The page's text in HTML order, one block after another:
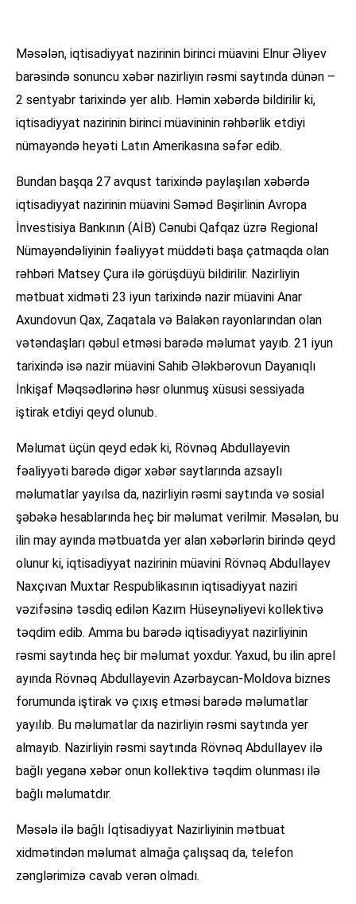
Məsələn, iqtisadiyyat nazirinin birinci müavini Elnur Əliyev
barəsində sonuncu xəbər nazirliyin rəsmi saytında dünən –
2 sentyabr tarixində yer alıb. Həmin xəbərdə bildirilir ki,
iqtisadiyyat nazirinin birinci müavininin rəhbərlik etdiyi
nümayəndə heyəti Latın Amerikasına səfər edib.
Bundan başqa 27 avqust tarixində paylaşılan xəbərdə
iqtisadiyyat nazirinin müavini Səməd Bəşirlinin Avropa
İnvestisiya Bankının (AİB) Cənubi Qafqaz üzrə Regional
Nümayəndəliyinin fəaliyyət müddəti başa çatmaqda olan
rəhbəri Matsey Çura ilə görüşdüyü bildirilir. Nazirliyin
mətbuat xidməti 23 iyun tarixində nazir müavini Anar
Axundovun Qax, Zaqatala və Balakən rayonlarından olan
vətəndaşları qəbul etməsi barədə məlumat yayıb. 21 iyun
tarixində isə nazir müavini Sahib Ələkbərovun Dayanıqlı
İnkişaf Məqsədlərinə həsr olunmuş xüsusi sessiyada
iştirak etdiyi qeyd olunub.
Məlumat üçün qeyd edək ki, Rövnəq Abdullayevin
fəaliyyəti barədə digər xəbər saytlarında azsaylı
məlumatlar yayılsa da, nazirliyin rəsmi saytında və sosial
şəbəkə hesablarında heç bir məlumat verilmir. Məsələn, bu
ilin may ayında mətbuatda yer alan xəbərlərin birində qeyd
olunur ki, iqtisadiyyat nazirinin müavini Rövnəq Abdullayev
Naxçıvan Muxtar Respublikasının iqtisadiyyat naziri
vəzifəsinə təsdiq edilən Kazım Hüseynəliyevi kollektivə
təqdim edib. Amma bu barədə iqtisadiyyat nazirliyinin
rəsmi saytında heç bir məlumat yoxdur. Yaxud, bu ilin aprel
ayında Rövnəq Abdullayevin Azərbaycan-Moldova biznes
forumunda iştirak və çıxış etməsi barədə məlumatlar
yayılıb. Bu məlumatlar da nazirliyin rəsmi saytında yer
almayıb. Nazirliyin rəsmi saytında Rövnəq Abdullayev ilə
bağlı yeganə xəbər onun kollektivə təqdim olunması ilə
bağlı məlumatdır.
Məsələ ilə bağlı İqtisadiyyat Nazirliyinin mətbuat
xidmətindən məlumat almağa çalışsaq da, telefon
zənglərimizə cavab verən olmadı.